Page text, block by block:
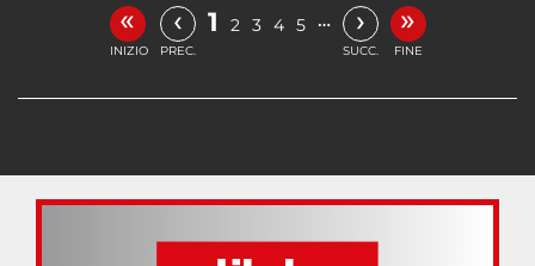
«
INIZIO
‹
PREC.
1 2 3 4 5 … ›
SUCC.
»
FINE